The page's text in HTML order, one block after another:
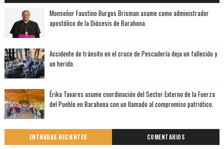
Monseñor Faustino Burgos Brisman asume como administrador
apostólico de la Diócesis de Barahona.
Accidente de tránsito en el cruce de Pescadería deja un fallecido y
un herido.
Érika Tavares asume coordinación del Sector Externo de la Fuerza
del Pueblo en Barahona con un llamado al compromiso patriótico.
ENTRADAS RECIENTES COMENTARIOS